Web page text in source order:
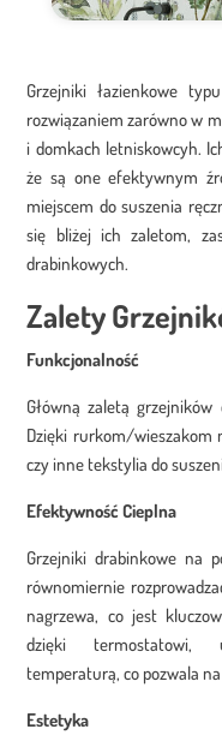
Jaką moc
Istotne jest, aby moc
przypada na 1m2. Jeżeli
nie osiągniesz
odgrywa podstawową rolę
Sposób
oferuje
Drabinkowe grzejniki
temperaturą:
pokrętło.
Który wybrać?
Umożliwia precyzyjne
osiągniesz, używając
Drabinkowe
różnych
Dostępne sągrzejniki
kolorach (czarny,
najnowocześniejszych
Grzejniki łazienkowe
rozwiązaniem zarówno w
i domkach letniskowcyh.
że są one efektywnym
miejscem do suszenia
się bliżej ich zaletom,
drabinkowych.
Zalety
Funkcjonalność
Główną zaletą
Dzięki rurkom/wieszakom
czy inne tekstylia do
Efektywność Cieplna
Grzejniki drabinkowe na
równomiernie
nagrzewa, co jest
dzięki termostatowi,
temperaturą, co pozwala
Estetyka